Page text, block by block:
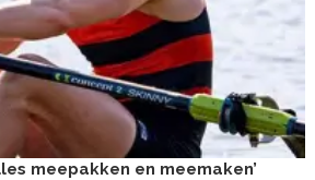
meepakken en meemaken’